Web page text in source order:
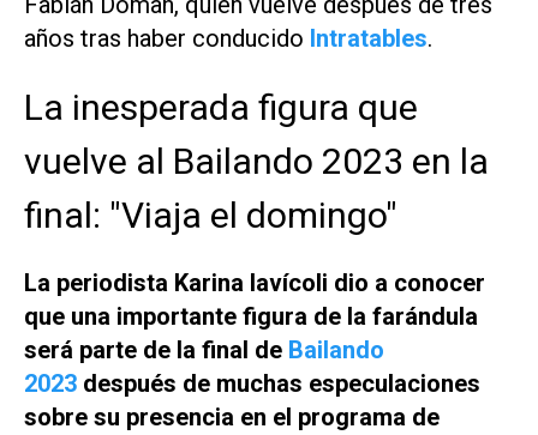
años tras haber conducido Intratables.
La inesperada figura que
vuelve al Bailando 2023 en la
final: "Viaja el domingo"
La periodista Karina Iavícoli dio a conocer
que una importante figura de la farándula
será parte de la final de Bailando
2023 después de muchas especulaciones
sobre su presencia en el programa de